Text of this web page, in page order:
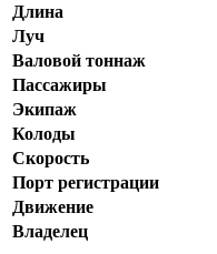
Длина
Луч
Валовой тоннаж
Пассажиры
Экипаж
Колоды
Скорость
Порт регистрации
Движение
Владелец